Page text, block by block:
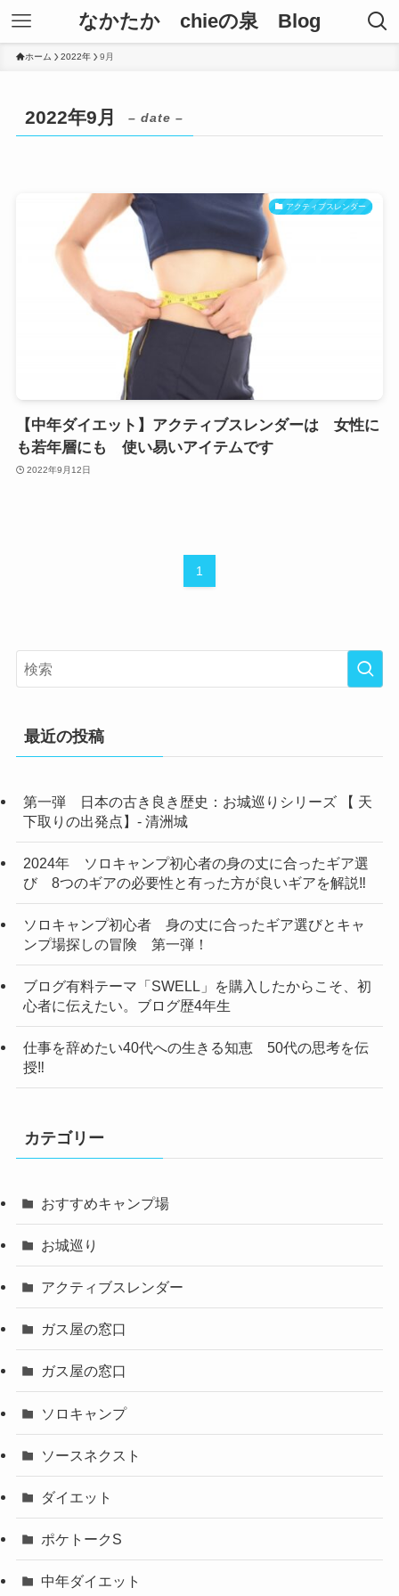
なかたか chieの泉 Blog
ホーム 2022年 9月
2022年9月 – date –
アクティブスレンダー
【中年ダイエット】アクティブスレンダーは 女性に
も若年層にも 使い易いアイテムです
2022年9月12日
1
最近の投稿
第一弾 日本の古き良き歴史：お城巡りシリーズ 【 天
下取りの出発点】- 清洲城
2024年 ソロキャンプ初心者の身の丈に合ったギア選
び 8つのギアの必要性と有った方が良いギアを解説‼
ソロキャンプ初心者 身の丈に合ったギア選びとキャ
ンプ場探しの冒険 第一弾！
ブログ有料テーマ「SWELL」を購入したからこそ、初
心者に伝えたい。ブログ歴4年生
仕事を辞めたい40代への生きる知恵 50代の思考を伝
授‼
カテゴリー
おすすめキャンプ場
お城巡り
アクティブスレンダー
ガス屋の窓口
ガス屋の窓口
ソロキャンプ
ソースネクスト
ダイエット
ポケトークS
中年ダイエット